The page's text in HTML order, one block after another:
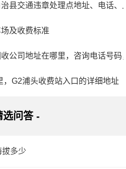
县交通违章处理点地址、电话、
及收费标准
公司地址在哪里，咨询电话号码
，G2浦头收费站入口的详细地址
选问答 -
多少